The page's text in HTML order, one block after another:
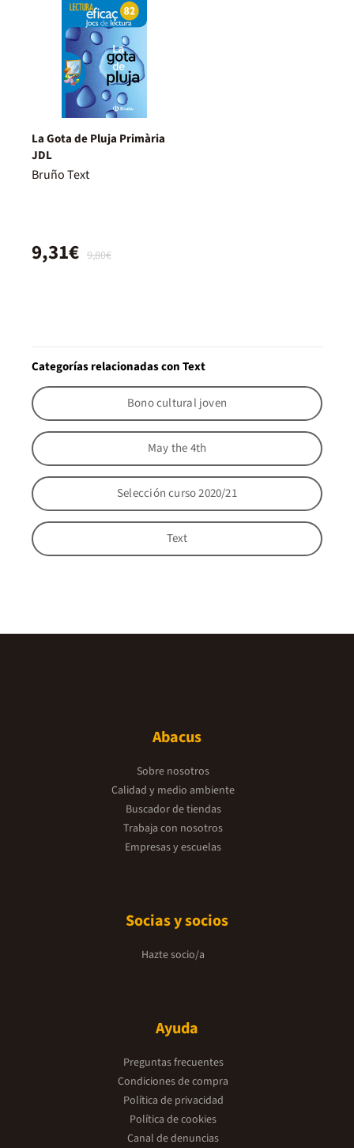
La Gota de Pluja Primària
JDL
Bruño Text
9,80€
9,31€
Categorías relacionadas con Text
Bono cultural joven
May the 4th
Selección curso 2020/21
Text
Abacus
Sobre nosotros
Calidad y medio ambiente
Buscador de tiendas
Trabaja con nosotros
Empresas y escuelas
Socias y socios
Hazte socio/a
Ayuda
Preguntas frecuentes
Condiciones de compra
Política de privacidad
Política de cookies
Canal de denuncias